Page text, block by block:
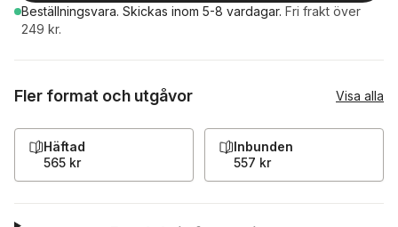
Beställningsvara. Skickas inom 5-8 vardagar. Fri frakt över
249 kr.
Fler format och utgåvor Visa alla
Häftad
565 kr
Inbunden
557 kr